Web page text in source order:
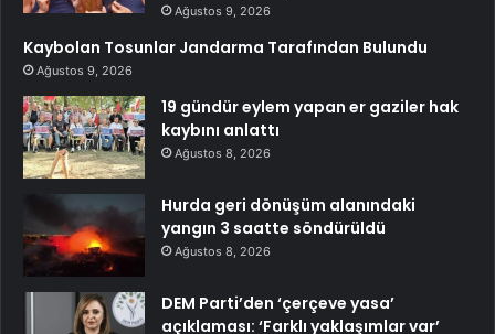
Ağustos 9, 2026
Kaybolan Tosunlar Jandarma Tarafından Bulundu
Ağustos 9, 2026
19 gündür eylem yapan er gaziler hak
kaybını anlattı
Ağustos 8, 2026
Hurda geri dönüşüm alanındaki
yangın 3 saatte söndürüldü
Ağustos 8, 2026
DEM Parti’den ‘çerçeve yasa’
açıklaması: ‘Farklı yaklaşımlar var’